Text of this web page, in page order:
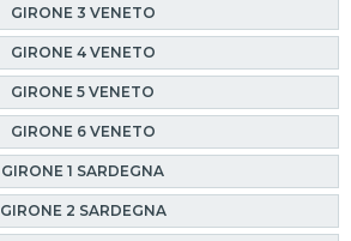
GIRONE 3 VENETO
GIRONE 4 VENETO
GIRONE 5 VENETO
GIRONE 6 VENETO
GIRONE 1 SARDEGNA
GIRONE 2 SARDEGNA